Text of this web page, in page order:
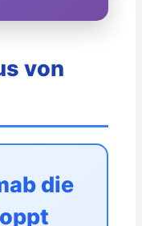
von
die